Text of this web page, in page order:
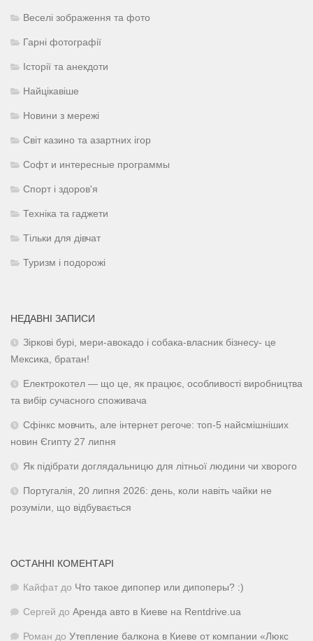
Веселі зображення та фото
Гарні фотографії
Історії та анекдоти
Найцікавіше
Новини з мережі
Світ казино та азартних ігор
Софт и интересные программы
Спорт і здоров'я
Техніка та гаджети
Тільки для дівчат
Туризм і подорожі
НЕДАВНІ ЗАПИСИ
Зіркові бурі, мери-авокадо і собака-власник бізнесу- це
Мексика, братан!
Електрокотел — що це, як працює, особливості виробництва
та вибір сучасного споживача
Сфінкс мовчить, але інтернет регоче: топ-5 найсмішніших
новин Єгипту 27 липня
Як підібрати доглядальницю для літньої людини чи хворого
Португалія, 20 липня 2026: день, коли навіть чайки не
розуміли, що відбувається
ОСТАННІ КОМЕНТАРІ
Кайфат до Что такое дипопер или дипоперы? :)
Сергей до Аренда авто в Киеве на Rentdrive.ua
Роман до Утепление балкона в Киеве от компании «Люкс